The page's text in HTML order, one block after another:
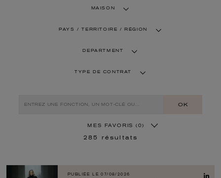
MAISON
PAYS / TERRITOIRE / RÉGION
DEPARTMENT
TYPE DE CONTRAT
OK
MES FAVORIS (0)
285 résultats
PUBLIÉE LE 07/08/2026